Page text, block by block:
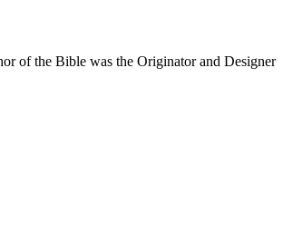
of the Bible was the Originator and Designer